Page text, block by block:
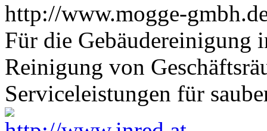
http://www.mogge-
Für die Gebäudereinigung
Reinigung von
Serviceleistungen für